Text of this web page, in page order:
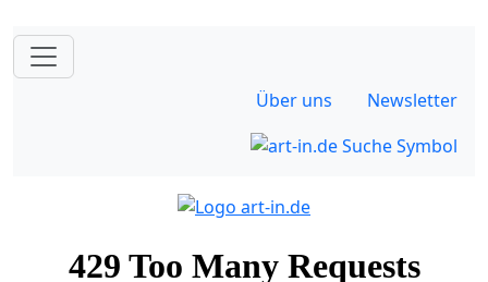
Über uns Newsletter